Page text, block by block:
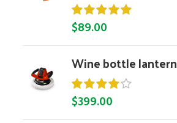
$89.00
Wine bottle lantern
$399.00